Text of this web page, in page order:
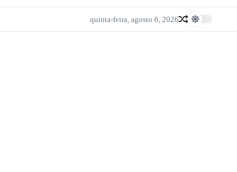
quinta-feira, agosto 6, 2026